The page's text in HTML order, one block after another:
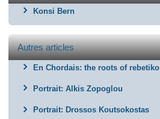
Konsi Bern
Autres articles
En Chordais: the roots of rebetiko
Portrait: Alkis Zopoglou
Portrait: Drossos Koutsokostas